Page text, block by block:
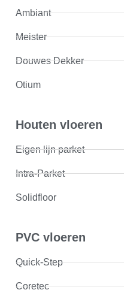
Ambiant
Meister
Douwes Dekker
Otium
Houten vloeren
Eigen lijn parket
Intra-Parket
Solidfloor
PVC vloeren
Quick-Step
Coretec